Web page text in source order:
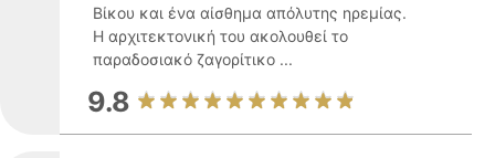
Βίκου και ένα αίσθημα απόλυτης ηρεμίας.
Η αρχιτεκτονική του ακολουθεί το
παραδοσιακό ζαγορίτικο ...
9.8